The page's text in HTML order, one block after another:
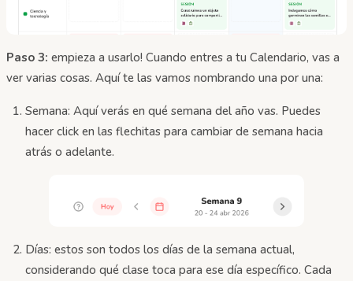
Paso 3: empieza a usarlo! Cuando entres a tu Calendario, vas a
ver varias cosas. Aquí te las vamos nombrando una por una:
Semana: Aquí verás en qué semana del año vas. Puedes
hacer click en las flechitas para cambiar de semana hacia
atrás o adelante.
Días: estos son todos los días de la semana actual,
considerando qué clase toca para ese día específico. Cada